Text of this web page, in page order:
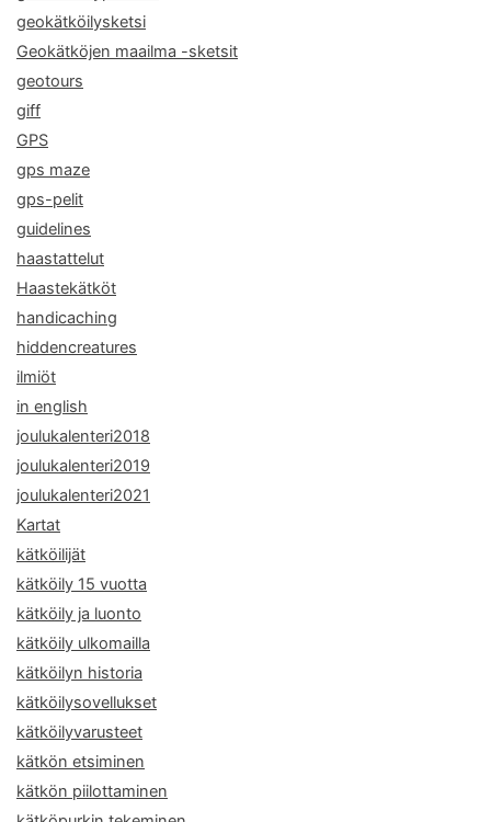
geokätköilysketsi
Geokätköjen maailma -sketsit
geotours
giff
GPS
gps maze
gps-pelit
guidelines
haastattelut
Haastekätköt
handicaching
hiddencreatures
ilmiöt
in english
joulukalenteri2018
joulukalenteri2019
joulukalenteri2021
Kartat
kätköilijät
kätköily 15 vuotta
kätköily ja luonto
kätköily ulkomailla
kätköilyn historia
kätköilysovellukset
kätköilyvarusteet
kätkön etsiminen
kätkön piilottaminen